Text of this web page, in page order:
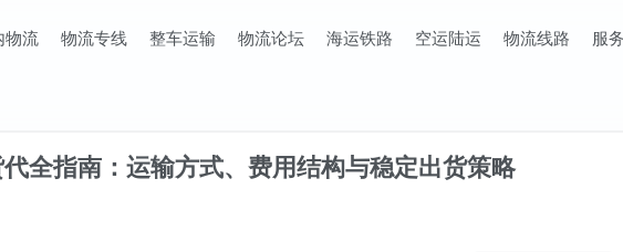
物流 物流专线 整车运输 物流论坛 海运铁路 空运陆运 物流线路 服
全指南：运输方式、费用结构与稳定出货策略